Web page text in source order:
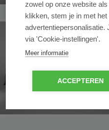
Bekijk deze auto
zowel op onze website
klikken, stem je in met
advertentiepersonalisatie.
via 'Cookie-instellingen'.
Meer informatie
ACCEPTEREN